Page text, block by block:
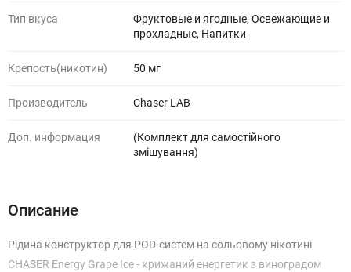
Тип вкуса
Фруктовые и ягодные, Освежающие и
прохладные, Напитки
Крепость(никотин) 50 мг
Производитель Chaser LAB
Доп. информация
(Комплект для самостійного
змішування)
Описание
Рідина конструктор для POD-систем на сольовому нікотині
CHASER Energy Grape Ice - крижаний енергетик з виноградом